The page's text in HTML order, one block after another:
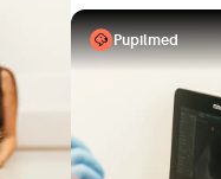
Pupilmed